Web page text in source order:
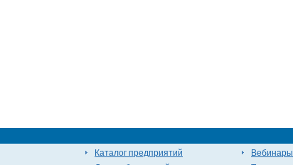
Каталог предприятий
Вебинары